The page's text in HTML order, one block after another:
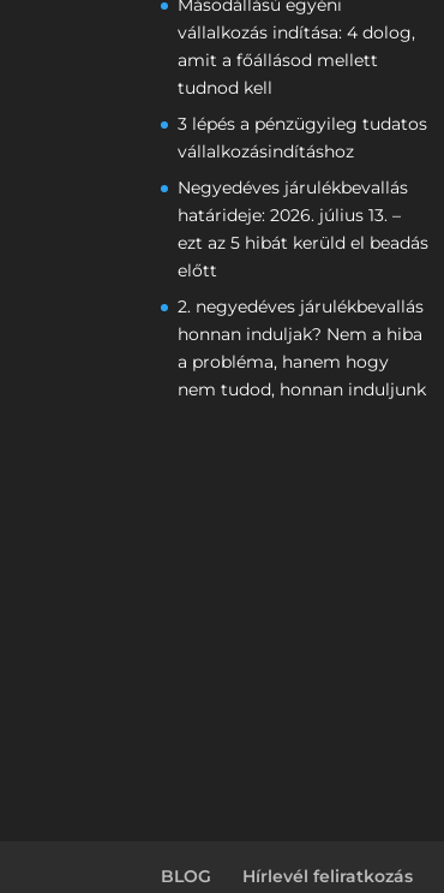
Másodállású egyéni
vállalkozás indítása: 4 dolog,
amit a főállásod mellett
tudnod kell
3 lépés a pénzügyileg tudatos
vállalkozásindításhoz
Negyedéves járulékbevallás
határideje: 2026. július 13. –
ezt az 5 hibát kerüld el beadás
előtt
2. negyedéves járulékbevallás
honnan induljak? Nem a hiba
a probléma, hanem hogy
nem tudod, honnan induljunk
BLOG Hírlevél feliratkozás